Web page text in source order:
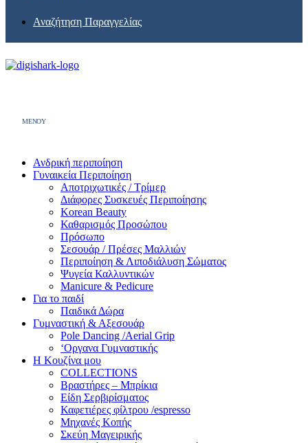
Αναζήτηση Παραγγελίας
MENOY
Ανδρική περιποίηση
Γυναικεία Περιποίηση
Αποτριχωτικές / Τρίμερ
Διάφορες Συσκευές Περιποίησης
Korean Beauty
Καθαρισμός Προσώπου
Πρόσωπο
Σεσουάρ / Πρέσες Μαλλιών
Περιποίηση & Λιποδιάλυση Σώματος
Ψυγεία Καλλυντικών
Manicure & Pedicure
Για το παιδί
Παιδικά Δώρα
Γυμναστική & Αξεσουάρ
Pole Dancing /Aerial Grip
‘Οργανα Γυμναστικής
Η Κουζίνα μου
COLLECTIONS
Βραστήρες – Μπρίκια
Είδη Σερβιρίσματος
Καφετιέρες φίλτρου /espresso
Μηχανές Κοπής
Σκεύη Μαγειρικής